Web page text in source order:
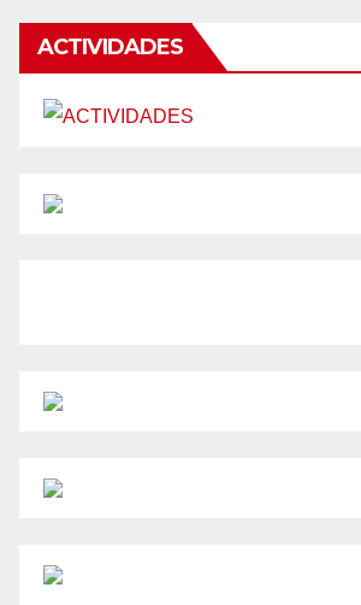
ACTIVIDADES